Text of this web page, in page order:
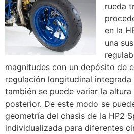
rueda
en la
una
magnitudes con un depósito de
regulación longitudinal integrada
también se puede variar la
posterior. De este modo se
geometría del chasis de la HP2
individualizada para diferentes